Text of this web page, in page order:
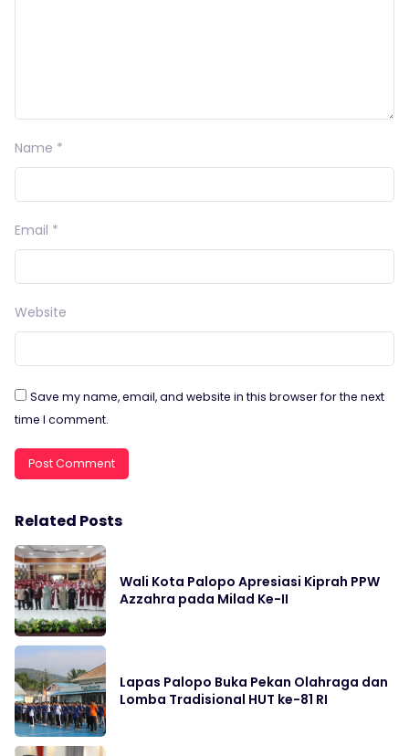
Name *
Email *
Website
Save my name, email, and website in this browser for the next
time I comment.
Related Posts
Wali Kota Palopo Apresiasi Kiprah PPW
Azzahra pada Milad Ke-II
Lapas Palopo Buka Pekan Olahraga dan
Lomba Tradisional HUT ke-81 RI